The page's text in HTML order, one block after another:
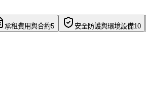
承租費用與合約5 安全防護與環境設備10